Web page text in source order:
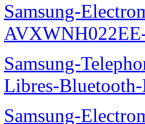
Samsung-
Samsung-
Libres-
Samsung-